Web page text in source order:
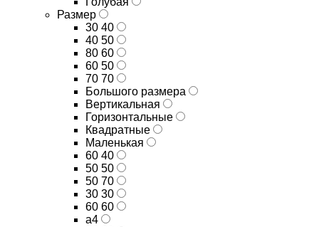
Размер
30 40
40 50
80 60
60 50
70 70
Большого размера
Вертикальная
Горизонтальные
Квадратные
Маленькая
60 40
50 50
50 70
30 30
60 60
а4